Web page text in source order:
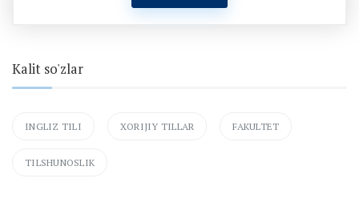
Kalit so'zlar
INGLIZ TILI XORIJIY TILLAR FAKULTET
TILSHUNOSLIK